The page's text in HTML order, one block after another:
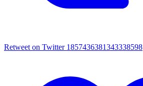
Retweet on Twitter 1857436381343338598